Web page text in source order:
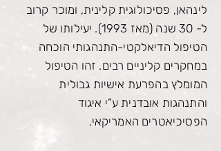
לינהאן, פסיכולוגית קלינית, ומוכר קרוב
ל- 30 שנה (מאז 1993). יעילותו של
הטיפול הדיאלקטי-התנהגותי הוכחה
במחקרים קליניים רבים. זהו הטיפול
המומלץ בהפרעת אישיות גבולית
והתנהגות אובדנית ע”י איגוד
הפסיכיאטרים האמריקאי.